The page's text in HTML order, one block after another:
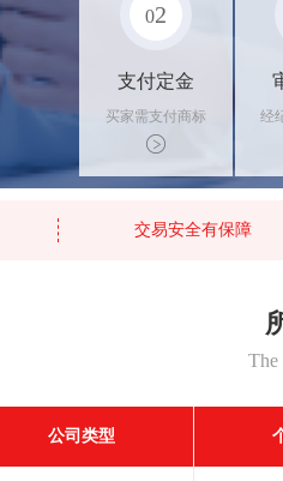
02
支付定金
买家需支付商标
标价的10%的购
买订金
经
交易安全有保障
The
公司类型